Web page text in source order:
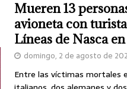
Mueren 13
avioneta con
Líneas de Nasca
domingo, 2 de agosto de
Entre las víctimas mortales